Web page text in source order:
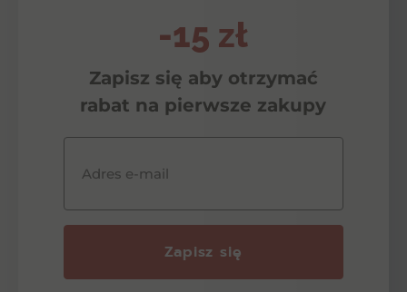
-15 zł
Zapisz się aby otrzymać
rabat na pierwsze zakupy
Adres e-mail
Zapisz się